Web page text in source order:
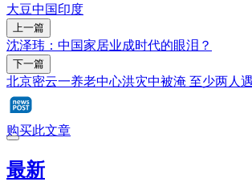
大豆中国印度
上一篇
沈泽玮：中国家居业成时代的眼泪？
下一篇
北京密云一养老中心洪灾中被淹 至少两人
购买此文章
最新